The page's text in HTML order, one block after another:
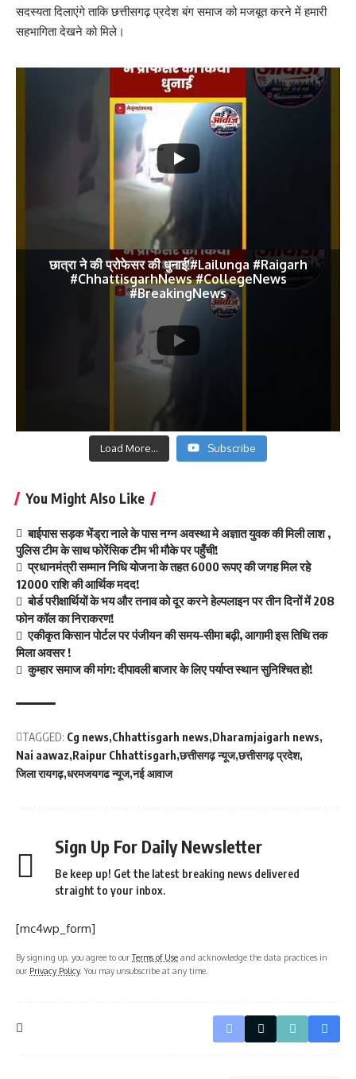
सदस्यता दिलाएंगे ताकि छत्तीसगढ़ प्रदेश बंग समाज को मजबूत करने में हमारी
सहभागिता देखने को मिले।
छात्रा ने की प्रोफेसर की धुनाई!#Lailunga #Raigarh
#ChhattisgarhNews #CollegeNews
#BreakingNews
Load More... Subscribe
You Might Also Like
बाईपास सड़क भेंड्रा नाले के पास नग्न अवस्था मे अज्ञात युवक की मिली लाश ,
पुलिस टीम के साथ फोरेंसिक टीम भी मौके पर पहुँची!
प्रधानमंत्री सम्मान निधि योजना के तहत 6000 रूपए की जगह मिल रहे
12000 राशि की आर्थिक मदद!
बोर्ड परीक्षार्थियों के भय और तनाव को दूर करने हेल्पलाइन पर तीन दिनों में 208
फोन कॉल का निराकरण!
एकीकृत किसान पोर्टल पर पंजीयन की समय–सीमा बढ़ी, आगामी इस तिथि तक
मिला अवसर !
कुम्हार समाज की मांग: दीपावली बाजार के लिए पर्याप्त स्थान सुनिश्चित हो!
TAGGED: Cg news Chhattisgarh news Dharamjaigarh news
Nai aawaz Raipur Chhattisgarh छत्तीसगढ़ न्यूज छत्तीसगढ़ प्रदेश
जिला रायगढ़ धरमजयगढ न्यूज नई आवाज
Sign Up For Daily Newsletter
Be keep up! Get the latest breaking news delivered
straight to your inbox.
[mc4wp_form]
By signing up, you agree to ourTerms of Use and acknowledge the data practices in
our Privacy Policy. You may unsubscribe at any time.